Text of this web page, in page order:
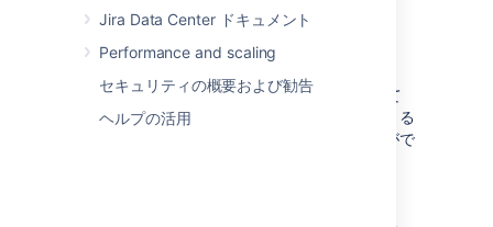
Jira Data Center ドキュメント
Performance and scaling
セキュリティの概要および勧告
ヘルプの活用
アップグレードとロールバックの加速
スケーラビリティと回復力の向上
さらに、シンプルな YAML ファイルを使用して
インフラストラクチャをコードとして管理できる
ため、不必要なリソースの消費を減らすことがで